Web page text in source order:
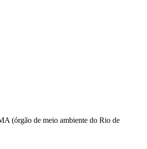
(órgão de meio ambiente do Rio de